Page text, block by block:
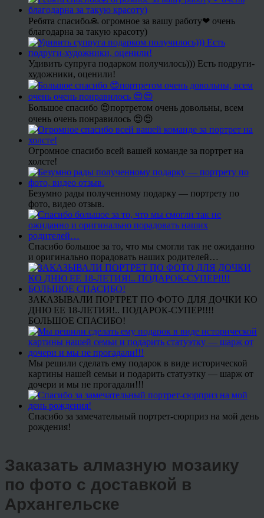
Ребята спасибо🙏 огромное за вашу работу❤ очень
благодарна за такую красоту)
Удивить супруга подарком получилось))) Есть подруги-
художники, оценили!
Большое спасибо 😍портретом очень довольны, всем
очень очень понравилось 😍😍
Огромное спасибо всей вашей команде за портрет на
холсте!
Безумно рады полученному подарку — портрету по
фото, видео отзыв.
Спасибо большое за то, что мы смогли так не ожиданно
и оригинально порадовать наших родителей…
ЗАКАЗЫВАЛИ ПОРТРЕТ ПО ФОТО ДЛЯ ДОЧКИ КО
ДНЮ ЕЕ 18-ЛЕТИЯ!.. ПОДАРОК-СУПЕР!!!!
БОЛЬШОЕ СПАСИБО!
Мы решили сделать ему подарок в виде исторической
картины нашей семьи и подарить статуэтку — шарж от
дочери и мы не прогадали!!!
Спасибо за замечательный портрет-сюрприз на мой день
рождения!
Заказать алмазную мозаику
по фото с доставкой в
Архангельске